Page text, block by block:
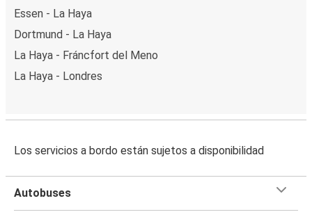
Essen - La Haya
Dortmund - La Haya
La Haya - Fráncfort del Meno
La Haya - Londres
Los servicios a bordo están sujetos a disponibilidad
Autobuses